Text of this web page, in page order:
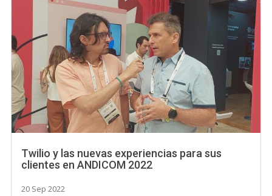
Twilio y las nuevas experiencias para sus
clientes en ANDICOM 2022
20 Sep 2022